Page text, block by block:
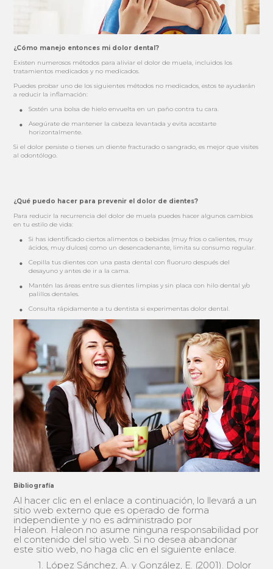
¿Cómo manejo entonces mi dolor dental?
Existen numerosos métodos para aliviar el dolor de muela, incluidos los
tratamientos medicados y no medicados.
Puedes probar uno de los siguientes métodos no medicados, estos te ayudarán
a reducir la inflamación:
Sostén una bolsa de hielo envuelta en un paño contra tu cara.
Asegúrate de mantener la cabeza levantada y evita acostarte
horizontalmente.
Si el dolor persiste o tienes un diente fracturado o sangrado, es mejor que visites
al odontólogo.
¿Qué puedo hacer para prevenir el dolor de dientes?
Para reducir la recurrencia del dolor de muela puedes hacer algunos cambios
en tu estilo de vida:
Si has identificado ciertos alimentos o bebidas (muy fríos o calientes, muy
ácidos, muy dulces) como un desencadenante, limita su consumo regular.
Cepilla tus dientes con una pasta dental con fluoruro después del
desayuno y antes de ir a la cama.
Mantén las áreas entre sus dientes limpias y sin placa con hilo dental y/o
palillos dentales.
Consulta rápidamente a tu dentista si experimentas dolor dental.
Bibliografía
Al hacer clic en el enlace a continuación, lo llevará a un
sitio web externo que es operado de forma
independiente y no es administrado por
Haleon. Haleon no asume ninguna responsabilidad por
el contenido del sitio web. Si no desea abandonar
este sitio web, no haga clic en el siguiente enlace.
1. López Sánchez, A. y González, E. (2001). Dolor